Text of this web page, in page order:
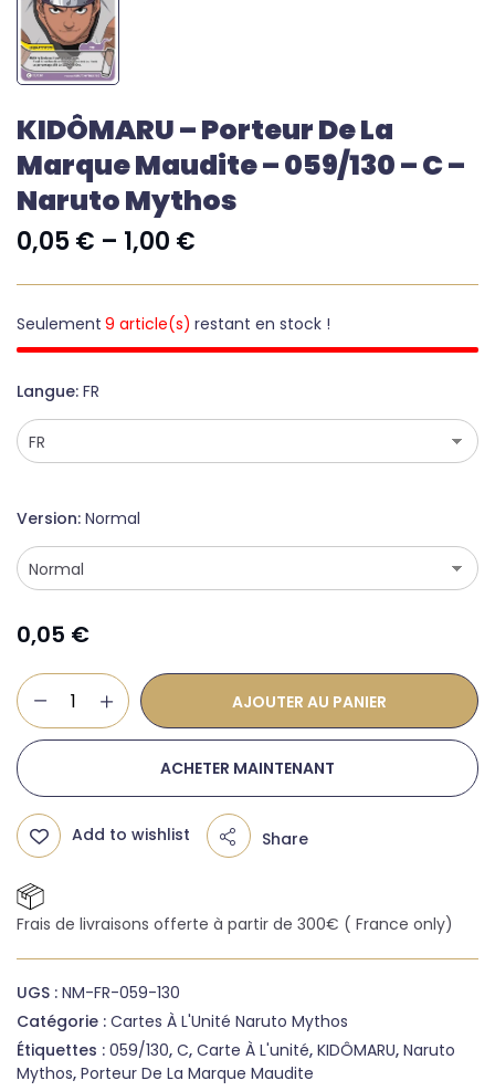
KIDÔMARU – Porteur De La
Marque Maudite – 059/130 – C –
Naruto Mythos
0,05€ – 1,00 €
Seulement 9 article(s) restant en stock !
Langue FR
Version Normal
0,05 €
AJOUTER AU PANIER
ACHETER MAINTENANT
Add to wishlist Share
Frais de livraisons offerte à partir de 300€ ( France only)
UGS : NM-FR-059-130
Catégorie : Cartes À L'Unité Naruto Mythos
Étiquettes : 059/130, C, Carte À L'unité, KIDÔMARU, Naruto
Mythos, Porteur De La Marque Maudite